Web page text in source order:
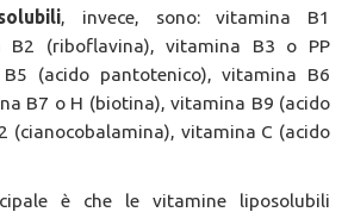
, invece, sono: vitamina B1
B2 (riboflavina), vitamina B3 o PP
(acido pantotenico), vitamina B6
B7 o H (biotina), vitamina B9 (acido
(cianocobalamina), vitamina C (acido
è che le vitamine liposolubili